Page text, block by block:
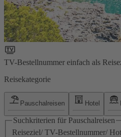
TV-Bestellnummer einfach als
Reisekategorie
Pauschalreisen Hotel
Suchkriterien für Pauschalreisen
Reiseziel/ TV-Bestellnummer/